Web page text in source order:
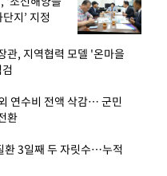
지’ 지정
관, 지역협력 모델 '온마을
연수비 전액 삭감… 군민
환
환 3일째 두 자릿수…누적